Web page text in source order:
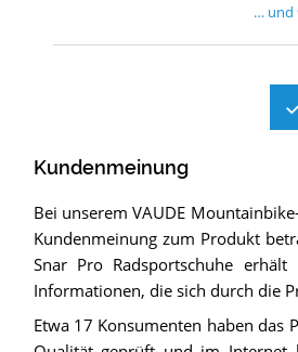
… und
Kundenmeinung
Bei unseremVAUDE
Kundenmeinung zum Produkt
Snar Pro Radsportschuhe
Informationen, die sich durch die
Etwa 17 Konsumenten haben